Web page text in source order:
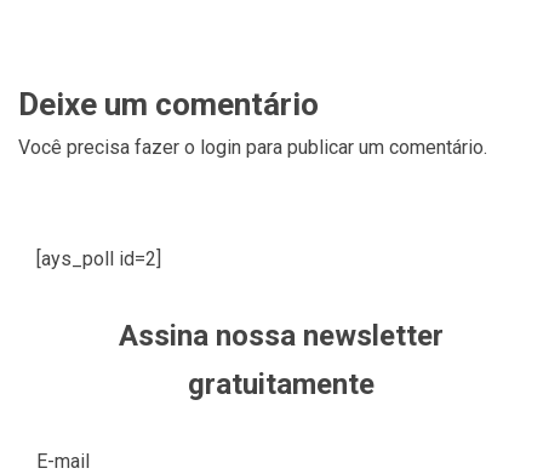
Deixe um comentário
Você precisa fazer o login para publicar um comentário.
[ays_poll id=2]
Assina nossa newsletter
gratuitamente
E-mail